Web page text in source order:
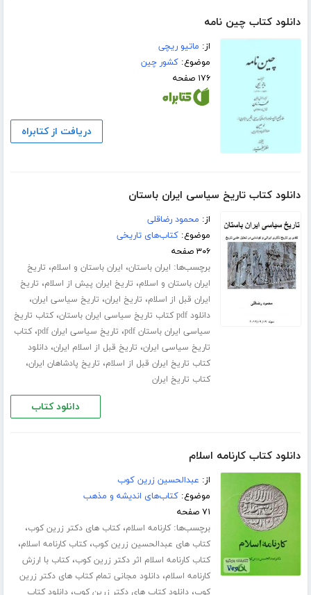
دانلود کتاب چین نامه
از: ماتیو ریچی
موضوع:کشور چین
۱۷۶ صفحه
دریافت از کتابراه
دانلود کتاب تاریخ سیاسی ایران باستان
از: محمود رضاقلی
موضوع:کتاب‌های تاریخی
۳۰۶ صفحه
برچسب‌ها: ایران باستان، ایران باستان و اسلام، تاریخ
ایران باستان و اسلام، تاریخ ایران پیش از اسلام، تاریخ
ایران قبل از اسلام، تاریخ ایران، تاریخ سیاسی ایران،
دانلود pdf کتاب تاریخ سیاسی ایران باستان ،کتاب تاریخ
سیاسی ایران باستان pdf
، تاریخ سیاسی ایران pdf ،کتاب
تاریخ سیاسی ایران، تاریخ قبل از اسلام ایران،دانلود
کتاب تاریخ ایران قبل از اسلام، تاریخ پادشاهان ایران،
کتاب تاریخ ایران
دانلود کتاب
دانلود کتاب کارنامه اسلام
از: عبدالحسین زرین کوب
موضوع:کتاب‌های اندیشه و مذهب
۷۱ صفحه
برچسب‌ها:کارنامه اسلام،کتاب های دکتر زرین کوب،
کتاب های عبدالحسین زرین کوب،کتاب کارنامه اسلام،
کتاب کارنامه اسلام اثر دکتر زرین کوب،کتاب با ارزش
کارنامه اسلام،دانلود مجانی تمام کتاب های دکتر زرین
کوب،دانلود کتاب های دکتر زرین کوب،دانلود کتاب